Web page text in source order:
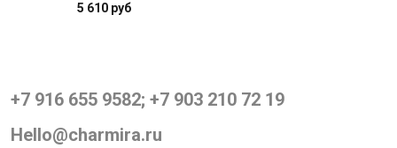
5 610 руб
+7 916 655 9582; +7 903 210 72 19
Hello@charmira.ru